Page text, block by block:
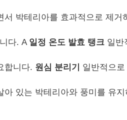
서 박테리아를 효과적으로 제거
다. A 일정 온도 발효 탱크 일반
합니다. 원심 분리기
일반적으
있는 박테리아와 풍미를 유지